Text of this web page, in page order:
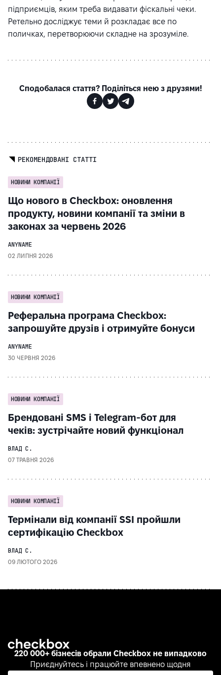
підприємців, яким треба видавати фіскальні чеки.
Ретельно досліджує теми й розкладає все по
поличках, перетворюючи складне на зрозуміле.
Сподобалася стаття? Поділіться нею з друзями!
РЕКОМЕНДОВАНІ СТАТТІ
НОВИНИ КОМПАНІЇ
Що нового в Checkbox: оновлення
продукту, новини компанії та зміни в
законах за червень 2026
ANYNAME
02 ЛИПНЯ 2026
НОВИНИ КОМПАНІЇ
Реферальна програма Checkbox:
запрошуйте друзів і отримуйте бонуси
ANYNAME
30 ЧЕРВНЯ 2026
НОВИНИ КОМПАНІЇ
Брендовані SMS і Telegram-бот для
чеків: зустрічайте новий функціонал
ВЛАД С.
07 ТРАВНЯ 2026
НОВИНИ КОМПАНІЇ
Термінали від компанії SSI пройшли
сертифікацію Checkbox
ВЛАД С.
09 ЛЮТОГО 2026
220 000+ бізнесів обрали Checkbox не випадково
Приєднуйтесь і працюйте впевнено щодня